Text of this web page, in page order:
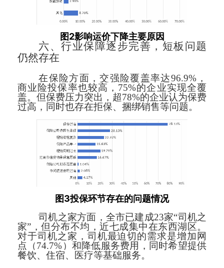
图 2影响运价下降主要原因
六、行业保障逐步完善，短板问题
仍然存在
在保险方面，交强险覆盖率达96.9%，
商业险投保率也较高，75%的企业实现全覆
盖。但保费压力突出，超78%的企业认为保费
过高，同时也存在拒保、捆绑销售等问题。
图 3投保环节存在的问题情况
司机之家方面，全市已建成23家“司机之
家”，但分布不均，近七成集中在东西湖区。
对于司机之家，司机最迫切的需求是增加网
点（74.7%）和降低服务费用，同时希望提供
餐饮、住宿、医疗等基础服务。